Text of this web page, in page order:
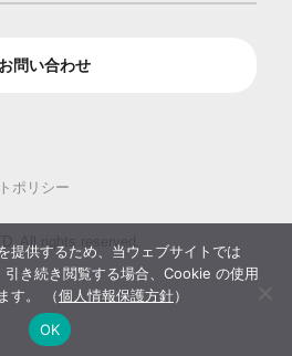
お問い合わせ
ポリシー
All rights reserved.
提供するため、当ウェブサイトでは
き続き閲覧する場合、Cookie の使用
す。 （個人情報保護方針）
OK